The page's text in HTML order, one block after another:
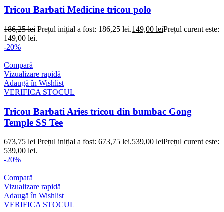
Tricou Barbati Medicine tricou polo
186,25lei Prețul inițial a fost: 186,25 lei.149,00 leiPrețul curent este:
149,00 lei.
-20%
Compară
Vizualizare rapidă
Adaugă în Wishlist
VERIFICA STOCUL
Tricou Barbati Aries tricou din bumbac Gong
Temple SS Tee
673,75lei Prețul inițial a fost: 673,75 lei.539,00 leiPrețul curent este:
539,00 lei.
-20%
Compară
Vizualizare rapidă
Adaugă în Wishlist
VERIFICA STOCUL